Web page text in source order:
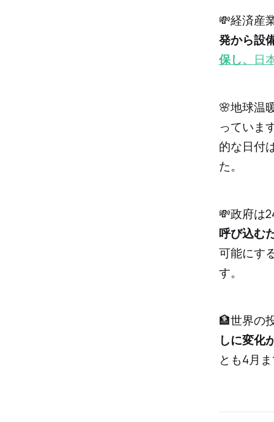
💸経済産
発から設
保し、 日
🌸地球温
っていま
的な日付
た。
💸政府は
呼び込む
可能にす
す。
🏦世界の
しに変化
とも4月